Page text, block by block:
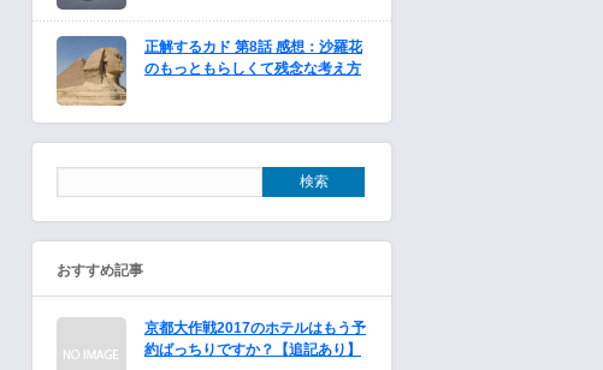
正解するカド 第8話 感想：沙羅花
のもっともらしくて残念な考え方
おすすめ記事
京都大作戦2017のホテルはもう予
約ばっちりですか？【追記あり】